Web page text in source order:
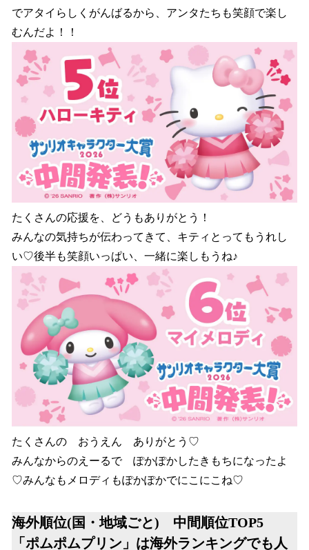
でアタイらしくがんばるから、アンタたちも笑顔で楽し
むんだよ！！
たくさんの応援を、どうもありがとう！
みんなの気持ちが伝わってきて、キティとってもうれし
い♡後半も笑顔いっぱい、一緒に楽しもうね♪
たくさんの おうえん ありがとう♡
みんなからのえーるで ぽかぽかしたきもちになったよ
♡みんなもメロディもぽかぽかでにこにこね♡
海外順位(国・地域ごと) 中間順位TOP5
「ポムポムプリン」は海外ランキングでも人